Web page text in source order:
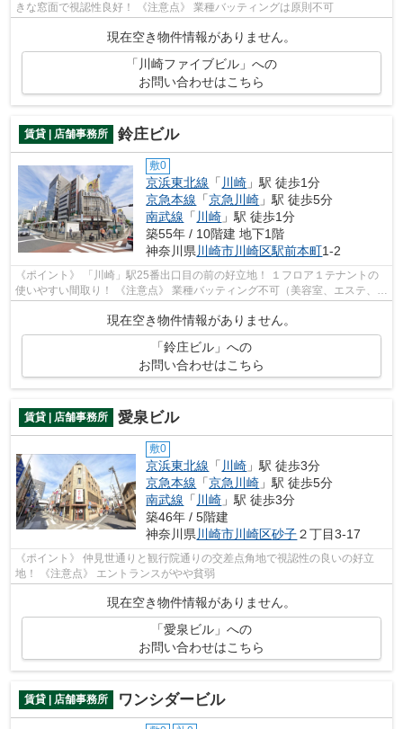
きな窓面で視認性良好！ 《注意点》 業種バッティングは原則不可
現在空き物件情報がありません。
「川崎ファイブビル」への
お問い合わせはこちら
賃貸 | 店舗事務所 鈴庄ビル
敷0
京浜東北線 「 川崎 」駅 徒歩1分
京急本線 「京急川崎 」駅 徒歩5分
南武線 「 川崎 」駅 徒歩1分
築55年 / 10階建 地下1階
神奈川県 川崎市川崎区駅前本町1-2
《ポイント》 「川崎」駅25番出口目の前の好立地！ １フロア１テナントの
使いやすい間取り！ 《注意点》 業種バッティング不可（美容室、エステ、歯
現在空き物件情報がありません。
「鈴庄ビル」への
お問い合わせはこちら
賃貸 | 店舗事務所 愛泉ビル
敷0
京浜東北線 「 川崎 」駅 徒歩3分
京急本線 「京急川崎 」駅 徒歩5分
南武線 「 川崎 」駅 徒歩3分
築46年 / 5階建
神奈川県 川崎市川崎区砂子２丁目3-17
《ポイント》 仲見世通りと観行院通りの交差点角地で視認性の良いの好立
地！ 《注意点》 エントランスがやや貧弱
現在空き物件情報がありません。
「愛泉ビル」への
お問い合わせはこちら
賃貸 | 店舗事務所 ワンシダービル